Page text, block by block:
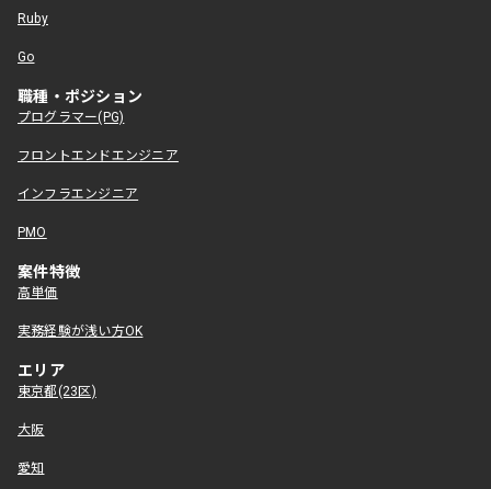
Ruby
Go
職種・ポジション
プログラマー(PG)
フロントエンドエンジニア
インフラエンジニア
PMO
案件特徴
高単価
実務経験が浅い方OK
エリア
東京都(23区)
大阪
愛知